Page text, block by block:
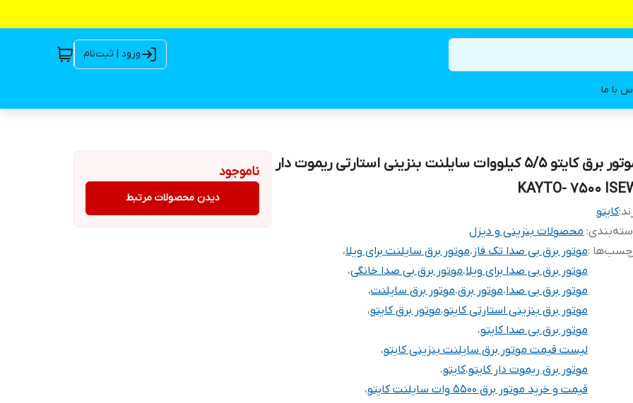
ورود | ثبت‌نام
با ما
موتور برق کایتو 5/5 کیلووات سایلنت بنزینی استارتی ریموت دار
KAYTO- 7500
کایتو
: محصولات بنزینی و دیزل
:موتور برق بی صدا تک فاز ،موتور برق سایلنت برای ویلا،
موتور برق بی صدا برای ویلا،موتور برق بی صدا خانگی،
موتور برق بی صدا،موتور برق،موتور برق سایلنت،
موتور برق بنزینی استارتی کایتو،موتور برق کایتو،
موتور برق بی صدا کایتو،
لیست قیمت موتور برق سایلنت بنزینی کایتو،
موتور برق ریموت دار کایتو،کایتو،
قیمت و خرید موتور برق 5500 وات سایلنت کایتو
،
ناموجود
دیدن محصولات مرتبط